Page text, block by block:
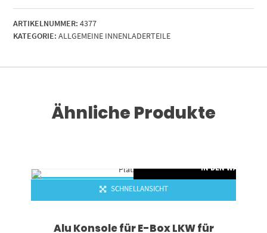
Tele
RM024LD
für
ARTIKELNUMMER: 4377
KATEGORIE: ALLGEMEINE INNENLADERTEILE
Ähnliche Produkte
IN DEN
SCHNELLANSICHT
Alu Konsole für E-Box LKW für